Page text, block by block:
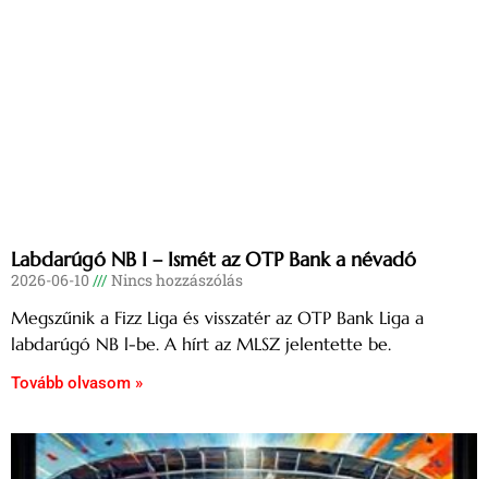
Labdarúgó NB I – Ismét az OTP Bank a névadó
2026-06-10 Nincs hozzászólás
Megszűnik a Fizz Liga és visszatér az OTP Bank Liga a
labdarúgó NB l-be. A hírt az MLSZ jelentette be.
Tovább olvasom »